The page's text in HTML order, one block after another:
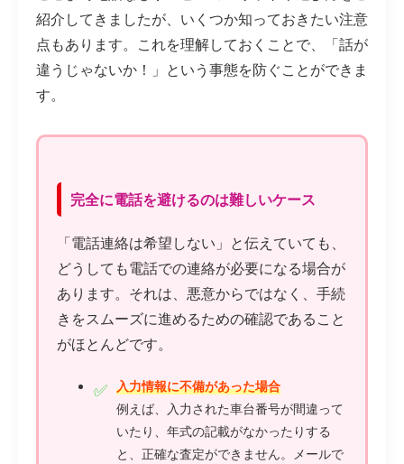
紹介してきましたが、いくつか知っておきたい注意
点もあります。これを理解しておくことで、「話が
違うじゃないか！」という事態を防ぐことができま
す。
完全に電話を避けるのは難しいケース
「電話連絡は希望しない」と伝えていても、
どうしても電話での連絡が必要になる場合が
あります。それは、悪意からではなく、手続
きをスムーズに進めるための確認であること
がほとんどです。
入力情報に不備があった場合
例えば、入力された車台番号が間違って
いたり、年式の記載がなかったりする
と、正確な査定ができません。メールで